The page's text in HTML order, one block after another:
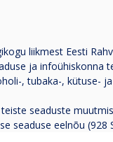
liikmest Eesti
ja infoühiskonna
, tubaka-, kütuse-
seaduste
seaduse eelnõu (928